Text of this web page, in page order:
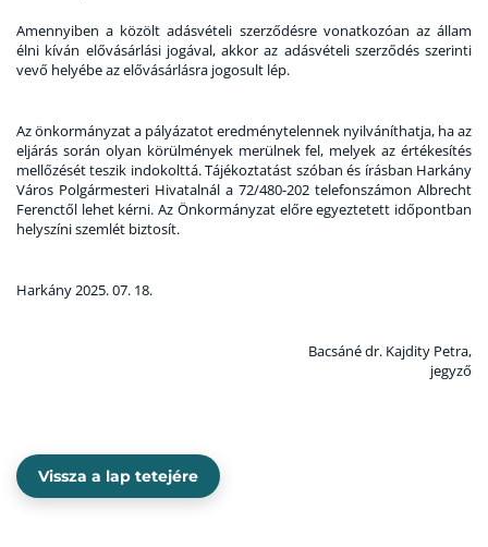
Amennyiben a közölt adásvételi szerződésre vonatkozóan az állam
élni kíván elővásárlási jogával, akkor az adásvételi szerződés szerinti
vevő helyébe az elővásárlásra jogosult lép.
Az önkormányzat a pályázatot eredménytelennek nyilváníthatja, ha az
eljárás során olyan körülmények merülnek fel, melyek az értékesítés
mellőzését teszik indokolttá. Tájékoztatást szóban és írásban Harkány
Város Polgármesteri Hivatalnál a 72/480-202 telefonszámon Albrecht
Ferenctől lehet kérni. Az Önkormányzat előre egyeztetett időpontban
helyszíni szemlét biztosít.
Harkány 2025. 07. 18.
Bacsáné dr. Kajdity Petra,
jegyző
Vissza a lap tetejére